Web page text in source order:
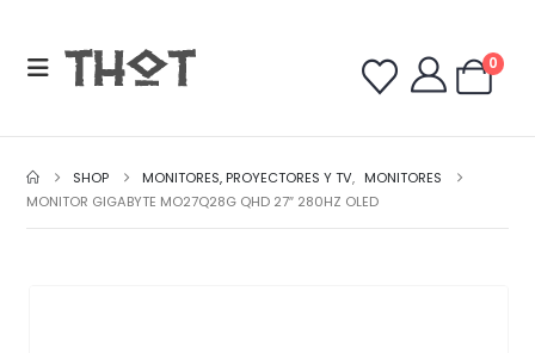
0
SHOP MONITORES, PROYECTORES Y TV, MONITORES
MONITOR GIGABYTE MO27Q28G QHD 27″ 280HZ OLED